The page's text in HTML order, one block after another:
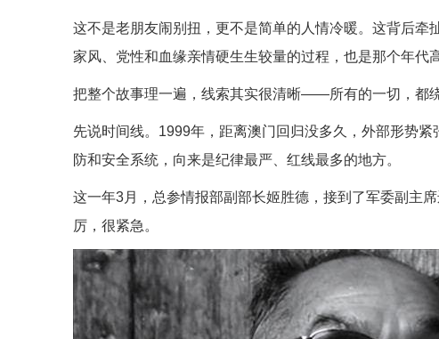
这不是老朋友闹别扭，更不是简单的人情冷暖。这背后
家风、党性和血缘亲情硬生生较量的过程，也是那个年代
把整个故事理一遍，线索其实很清晰——所有的一切，都
先说时间线。1999年，距离澳门回归没多久，外部形势
防和安全系统，向来是纪律最严、红线最多的地方。
这一年3月，总参情报部副部长姬胜德，接到了军委副主
厉，很紧急。